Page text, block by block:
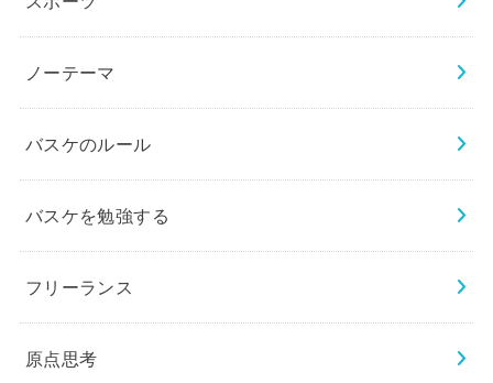
ノーテーマ
バスケのルール
バスケを勉強する
フリーランス
原点思考